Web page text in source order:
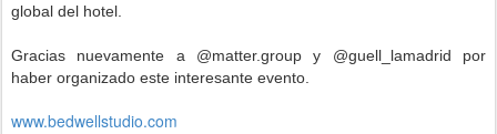
global del hotel.
Gracias nuevamente a @matter.group y @guell_lamadrid por
haber organizado este interesante evento.
www.bedwellstudio.com